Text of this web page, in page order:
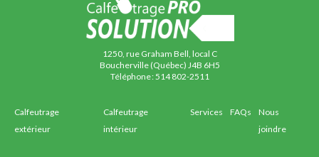
1250, rue Graham Bell, local C
Boucherville (Québec) J4B 6H5
Téléphone : 514 802-2511
Calfeutrage
extérieur
Calfeutrage
intérieur
Services FAQs
Nous
joindre